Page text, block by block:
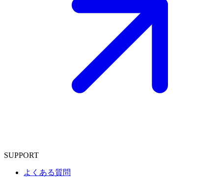
SUPPORT
よくある質問